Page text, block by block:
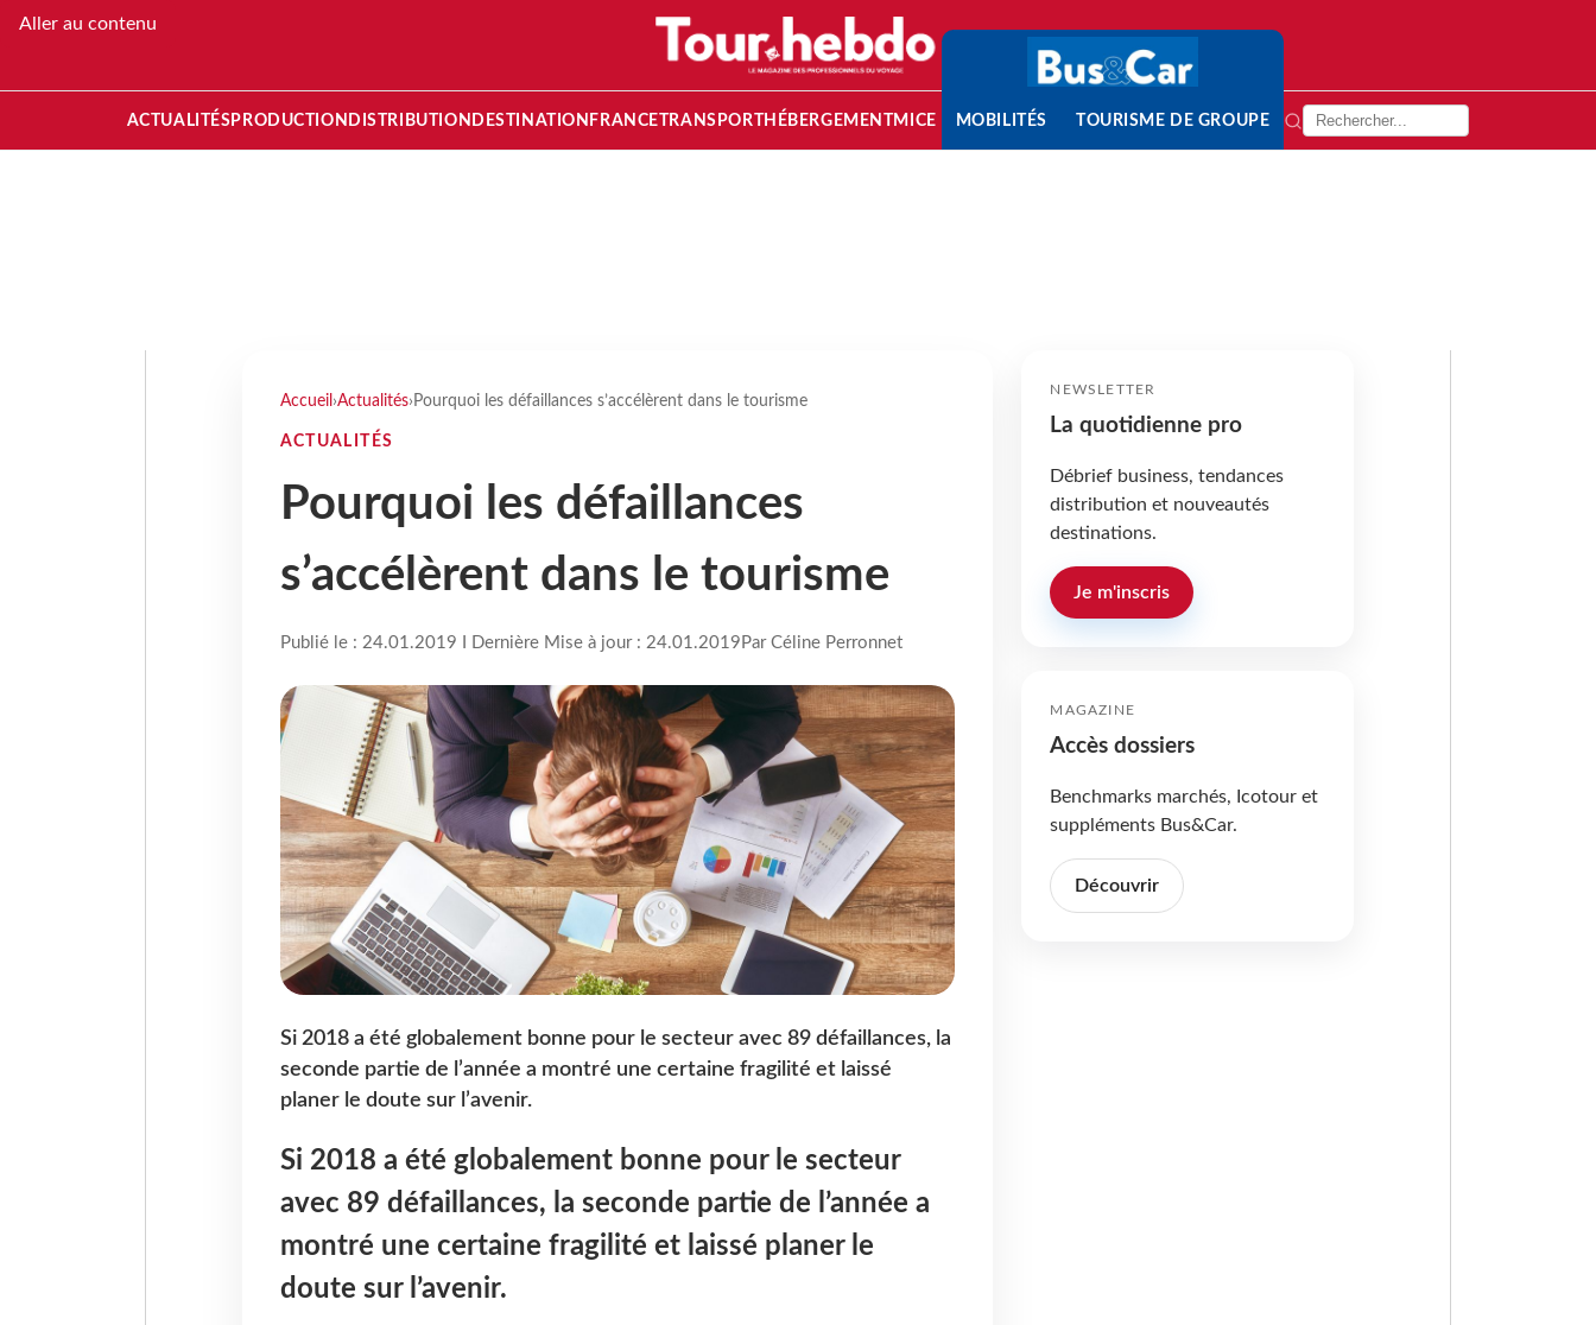
Aller au contenu
ACTUALITÉS PRODUCTION DISTRIBUTION DESTINATION FRANCETRANSPORT HÉBERGEMENTMICE MOBILITÉS TOURISME DE GROUPE
Accueil ›Actualités› Pourquoi les défaillances s’accélèrent dans le tourisme
ACTUALITÉS
Pourquoi les défaillances
s’accélèrent dans le tourisme
Publié le : 24.01.2019 I Dernière Mise à jour : 24.01.2019 Par Céline Perronnet
Si 2018 a été globalement bonne pour le secteur avec 89 défaillances, la
seconde partie de l’année a montré une certaine fragilité et laissé
planer le doute sur l’avenir.
Si 2018 a été globalement bonne pour le secteur
avec 89 défaillances, la seconde partie de l’année a
montré une certaine fragilité et laissé planer le
doute sur l’avenir.
NEWSLETTER
La quotidienne pro
Débrief business, tendances
distribution et nouveautés
destinations.
Je m'inscris
MAGAZINE
Accès dossiers
Benchmarks marchés, Icotour et
suppléments Bus&Car.
Découvrir